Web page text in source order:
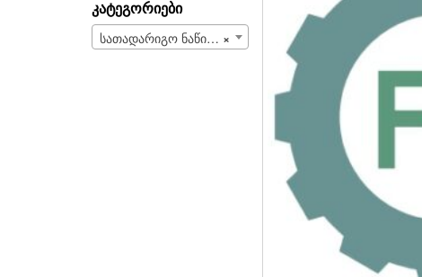
ᲙᲐᲢᲔᲒᲝᲠᲘᲔᲑᲘ
×
სათადარიგო ნაწილები და სახარჯი მასალები (708)